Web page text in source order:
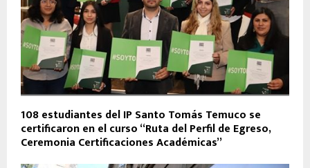
108 estudiantes del IP Santo Tomás Temuco se
certificaron en el curso “Ruta del Perfil de Egreso,
Ceremonia Certificaciones Académicas”